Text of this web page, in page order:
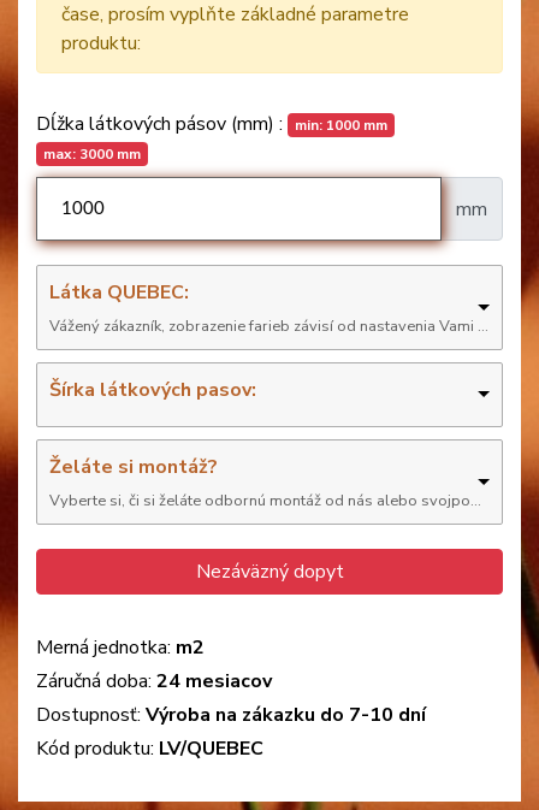
čase, prosím vyplňte základné parametre
produktu:
Dĺžka látkových pásov (mm) :
min: 1000 mm
max: 3000 mm
mm
Látka QUEBEC:
Šírka látkových pasov:
Želáte si montáž?
Vyberte si, či si želáte odbornú montáž od nás alebo svojpomocne
Nezáväzný dopyt
Merná jednotka: m2
Záručná doba: 24 mesiacov
Dostupnosť: Výroba na zákazku do 7-10 dní
Kód produktu: LV/QUEBEC